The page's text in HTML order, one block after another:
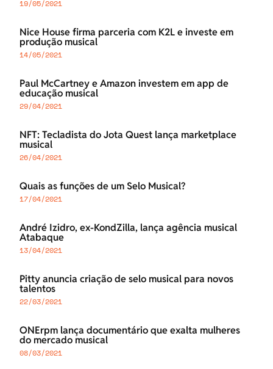
19/05/2021
Nice House firma parceria com K2L e investe em
produção musical
14/05/2021
Paul McCartney e Amazon investem em app de
educação musical
29/04/2021
NFT: Tecladista do Jota Quest lança marketplace
musical
26/04/2021
Quais as funções de um Selo Musical?
17/04/2021
André Izidro, ex-KondZilla, lança agência musical
Atabaque
13/04/2021
Pitty anuncia criação de selo musical para novos
talentos
22/03/2021
ONErpm lança documentário que exalta mulheres
do mercado musical
08/03/2021